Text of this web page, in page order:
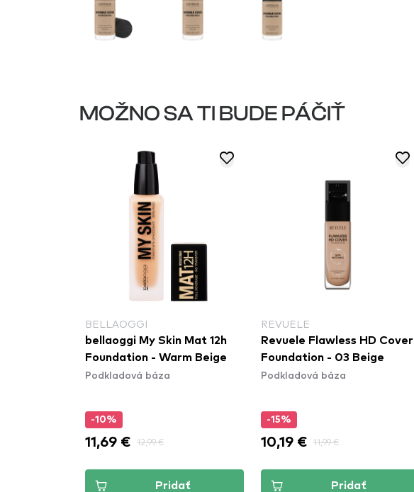
MOŽNO SA TI BUDE PÁČIŤ
BELLAOGGI
bellaoggi My Skin Mat 12h
Foundation - Warm Beige
Podkladová báza
-10%
11,69 € 12,99 €
Pridať
REVUELE
Revuele Flawless HD Cover
Foundation - 03 Beige
Podkladová báza
-15%
10,19 € 11,99 €
Pridať